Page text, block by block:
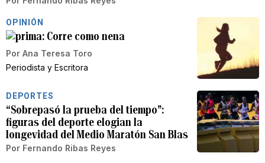
OPINIÓN
Corre como nena
Por Ana Teresa Toro
Periodista y Escritora
DEPORTES
“Sobrepasó la prueba del tiempo”:
figuras del deporte elogian la
longevidad del Medio Maratón San Blas
Por Fernando Ribas Reyes